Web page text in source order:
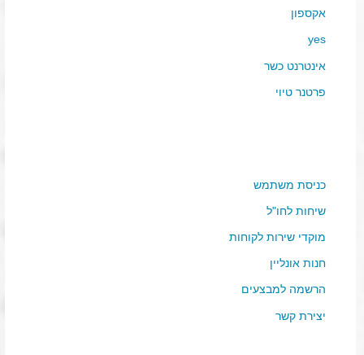
אקספון
yes
אינטרנט כשר
פרטנר טיוי
כניסת משתמש
שיחות לחו"ל
מוקדי שירות לקוחות
חנות אונליין
הרשמה למבצעים
יצירת קשר